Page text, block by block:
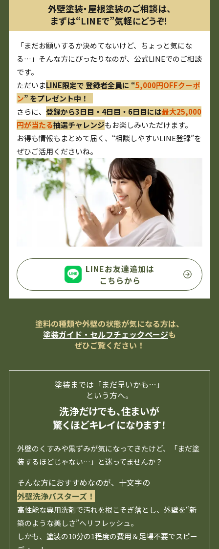
外壁塗装・屋根塗装のご相談は、
まずは“LINEで”気軽にどうぞ！
「まだお願いするか決めてないけど、ちょっと気にな
る…」そんな方にぴったりなのが、公式LINEでのご相談
です。
ただいまLINE限定で 登録者全員に “5,000円OFFクーポ
ン” をプレゼント中！
さらに、登録から3日目・4日目・6日目には最大25,000
円が当たる抽選チャレンジもお楽しみいただけます。
お得も情報もまとめて届く、“相談しやすいLINE登録”を
ぜひご活用くださいね。
LINEお友達追加は
こちらから
塗料の種類や外壁の状態が気になる方は、
塗装ガイド・セルフチェックページも
ぜひご覧ください！
塗装までは「まだ早いかも…」
という方へ。
洗浄だけでも、住まいが
驚くほどキレイになります！
外壁のくすみや黒ずみが気になってきたけど、「まだ塗
装するほどじゃない…」と迷ってませんか？
そんな方におすすめなのが、十文字の
外壁洗浄バスターズ！
高性能な専用洗剤で汚れを根こそぎ落とし、外壁を“新
築のような美しさ”へリフレッシュ。
しかも、塗装の10分の1程度の費用＆足場不要でスピー